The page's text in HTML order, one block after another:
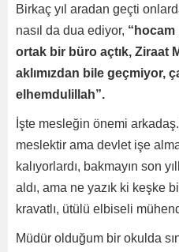
Birkaç yıl aradan geçti
nasıl da dua ediyor,
ortak bir büro açtık, Ziraat
aklımızdan bile geçmiyor,
elhemdulillah”.
İşte mesleğin önemi
meslektir ama devlet işe
kalıyorlardı, bakmayın son
aldı, ama ne yazık ki keşke
kravatlı, ütülü elbiseli
Müdür olduğum bir okulda